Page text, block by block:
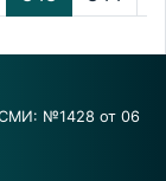
СМИ: №1428 от 06